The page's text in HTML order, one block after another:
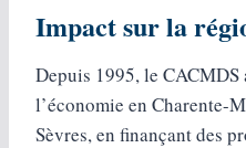
Impact sur la
Depuis 1995, le
l’économie en Charente-
Sèvres, en finançant des